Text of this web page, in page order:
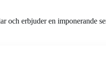
och erbjuder en imponerande